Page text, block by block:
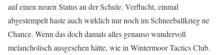
auf einen neuen Status an der Schule. Verflucht, einmal
abgestempelt haste auch wirklich nur noch im Schneeballkrieg ne
Chance. Wenn das doch damals alles genauso wundervoll
melancholisch ausgesehen hätte, wie in Wintermoor Tactics Club.